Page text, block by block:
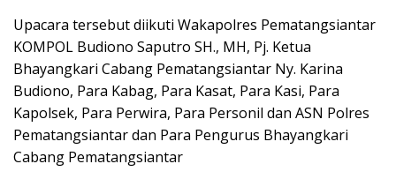
Upacara tersebut diikuti Wakapolres Pematangsiantar
KOMPOL Budiono Saputro SH., MH, Pj. Ketua
Bhayangkari Cabang Pematangsiantar Ny. Karina
Budiono, Para Kabag, Para Kasat, Para Kasi, Para
Kapolsek, Para Perwira, Para Personil dan ASN Polres
Pematangsiantar dan Para Pengurus Bhayangkari
Cabang Pematangsiantar